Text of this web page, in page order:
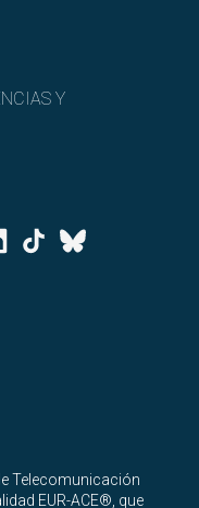
Y
Tiktok
Bluesky
Telecomunicación
EUR-ACE®, que